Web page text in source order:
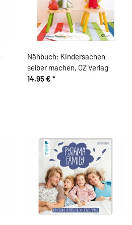
Nähbuch: Kindersachen
selber machen, OZ Verlag
14,95 € *